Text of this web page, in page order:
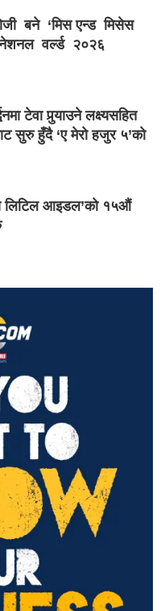
बने ‘मिस एन्ड मिसेस
वर्ल्ड २०२६
टेवा पुर्‍याउने लक्ष्यसहित
सुरु हुँदै ‘ए मेरो हजुर ५’को
लिटिल आइडल’को १५औं